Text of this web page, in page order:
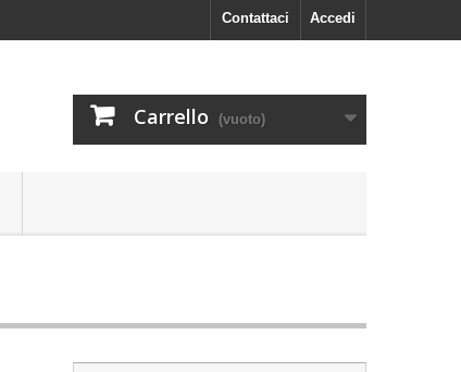
Accedi
Contattaci
Carrello (vuoto)